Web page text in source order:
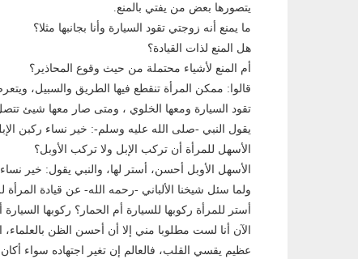
يتصورها بعض من يفتي بالمنع.
ما يمنع أنه زوجتي تقود السيارة وأنا بجانبها مثلا؟
هل المنع لذات القيادة؟
أم المنع لأشياء محتملة من حيث وقوع المحاذير؟
قالوا: ممكن المرأة تنقطع فيها الطريق والسبيل،
تقود السيارة ومعها الخلوي ، ومتى صار معها شيئ
الأسهل للمرأة أن تركب اﻹبل ولا تركب الأوبل؟
الأسهل اﻷوبل أحسن، أستر لها، والنبي يقول: خير
ولما سئل شيخنا اﻷلباني -رحمه الله- عن قيادة
أستر للمرأة ركوبها للسيارة أم الحمار؟ ركوبها
اﻵن أنا لست مطلوبا مني إلا أن أحسن الظن بالعلماء،
عظيم يقسي القلب، فالعالم إن تغير اجتهاده سواء أكان